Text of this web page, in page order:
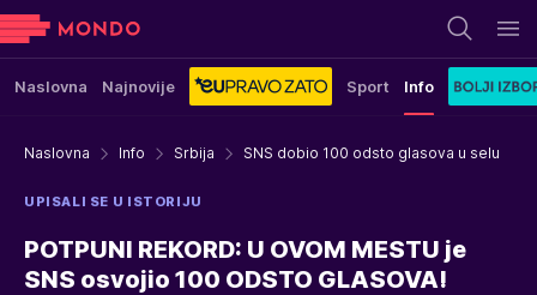
Naslovna Najnovije Sport Info
Naslovna Info Srbija SNS dobio 100 odsto glasova u selu
UPISALI SE U ISTORIJU
POTPUNI REKORD: U OVOM MESTU je
SNS osvojio 100 ODSTO GLASOVA!